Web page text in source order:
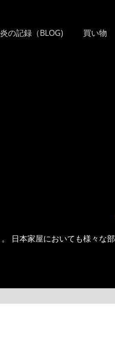
炎の記録（BLOG) 買い物
日本家屋においても様々な部